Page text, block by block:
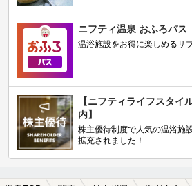
ニフティ温泉 おふろパス
温浴施設をお得に楽しめるサ
【ニフティライフスタイ
内】
株主優待制度で人気の温浴施
拡充されました！